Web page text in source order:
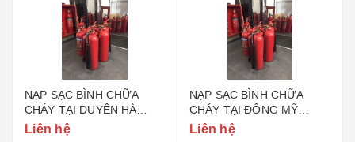
NẠP SẠC BÌNH CHỮA
CHÁY TẠI DUYÊN HÀ
HUYỆN THANH TRÌ HÀ
Liên hệ
NẠP SẠC BÌNH CHỮA
CHÁY TẠI ĐÔNG MỸ
HUYỆN THANH TRÌ HÀ
Liên hệ